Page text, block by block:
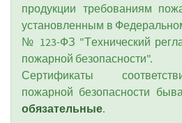
продукции требованиям
установленным в
№ 123-ФЗ "Технический
пожарной безопасности".
Сертификаты
пожарной безопасности
обязательные.